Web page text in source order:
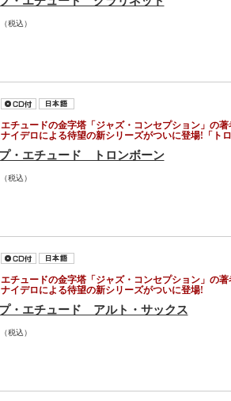
（税込）
チュードの金字塔「ジャズ・コンセプション」の著
イデロによる待望の新シリーズがついに登場!「トロ
・エチュード トロンボーン
（税込）
チュードの金字塔「ジャズ・コンセプション」の著
イデロによる待望の新シリーズがついに登場!
・エチュード アルト・サックス
（税込）